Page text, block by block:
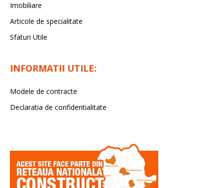
Imobiliare
Articole de specialitate
Sfaturi Utile
INFORMATII UTILE:
Modele de contracte
Declaratia de confidentialitate